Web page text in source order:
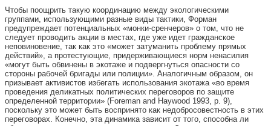
Чтобы поощрить такую координацию между экологическими
группами, использующими разные виды тактики, Форман
предупреждает потенциальных «монки-сренчеров» о том, что не
следует проводить акции в местах, где уже идет гражданское
неповиновение, так как это «может затуманить проблему прямых
действий», а протестующие, придерживающиеся норм ненасилия
«могут быть обвинены в экотаже и подвергнуться опасности со
стороны рабочей бригады или полиции». Аналогичным образом, он
призывает активистов избегать использования экотажа «во время
проведения деликатных политических переговоров по защите
определенной территории» (Foreman and Haywood 1993, p. 9),
поскольку это может быть воспринято как недобросовестность в этих
переговорах. Конечно, эта динамика зависит от того, способна ли